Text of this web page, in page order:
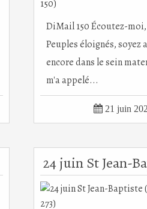
DiMail 150 Écoutez-
Peuples éloignés, soyez
encore dans le sein
m'a appelé...
 21 juin